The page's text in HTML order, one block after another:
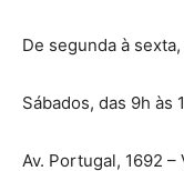
De segunda à
Sábados, das 9h às
Av. Portugal, 1692 –